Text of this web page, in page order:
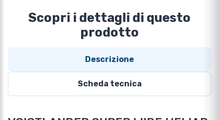
Scopri i dettagli di questo
prodotto
Descrizione
Scheda tecnica